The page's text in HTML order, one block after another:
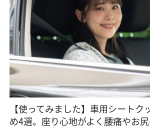
【使ってみました】車用シートク
め4選。座り心地がよく腰痛やお